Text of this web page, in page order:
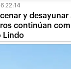
22:14
y desayunar
continúan
Lindo